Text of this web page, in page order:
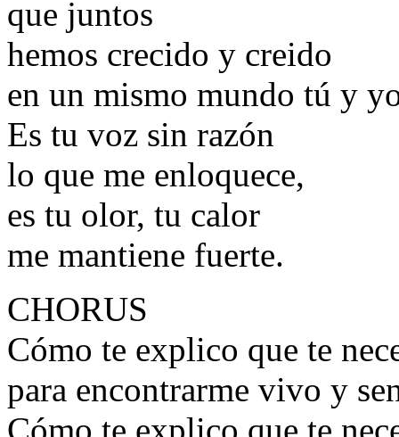
que juntos
hemos crecido y creido
en un mismo mundo tú y
Es tu voz sin razón
lo que me enloquece,
es tu olor, tu calor
me mantiene fuerte.
CHORUS
Cómo te explico que te
para encontrarme vivo y
Cómo te explico que te